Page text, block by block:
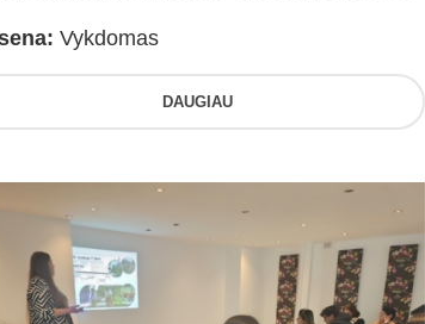
Vykdomas
DAUGIAU